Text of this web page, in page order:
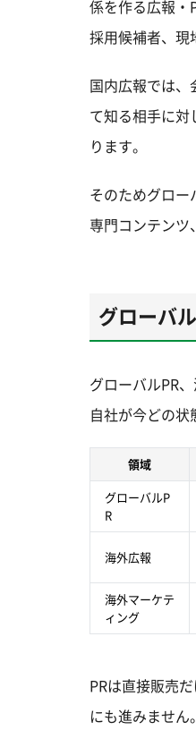
係を作る広報・
採用候補者、現
国内広報では
て知る相手に
ります。
そのためグロー
専門コンテンツ
グローバ
グローバルPR
自社が今どの状
領域
グローバルP
R
海外広報
海外マーケテ
ィング
PRは直接販売
にも進みません